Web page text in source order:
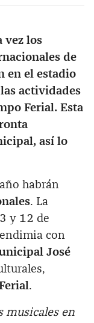
vez los
de
en el estadio
actividades
Ferial. Esta
así lo
habrán
. La
y 12 de
con
José
.
musicales en